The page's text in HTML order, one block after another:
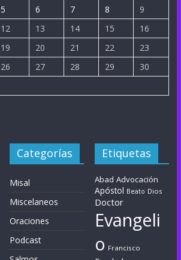
5 6 7 8
9
12 13 14 15
16
19 20 21 22
23
26 27 28 29
30
Categorías
Misal
Miscelaneos
Oraciones
Podcast
Etiquetas
Abad Advocación
Apóstol Beato Dios
Doctor
Evangeli
o Francisco